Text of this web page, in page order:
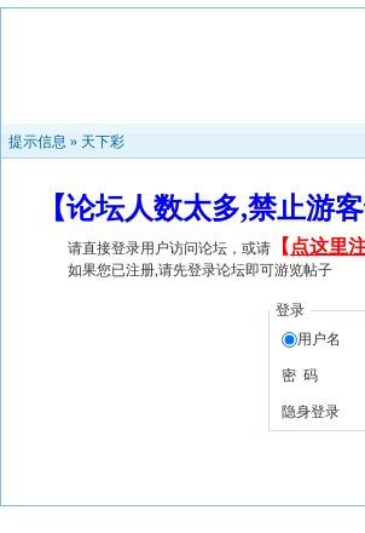
提示信息 » 天下彩
【论坛人数太多,禁止游
请直接登录用户访问论坛，或请 【 点这里
如果您已注册,请先登录论坛即可游览帖子
登录
用户名
密 码
隐身登录